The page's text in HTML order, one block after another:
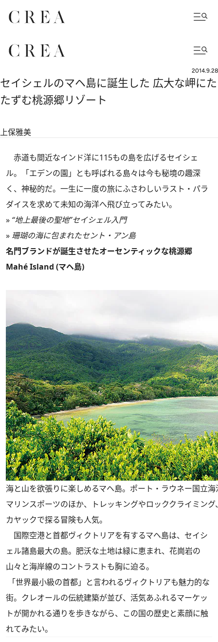
2014.9.28
セイシェルのマヘ島に誕生した 広大な岬にた
たずむ桃源郷リゾート
上保雅美
赤道も間近なインド洋に115もの島を広げるセイシェ
ル。「エデンの園」とも呼ばれる島々は今も秘境の趣深
く、神秘的だ。一生に一度の旅にふさわしいラスト・パラ
ダイスを求めて未知の海洋へ飛び立ってみたい。
» “地上最後の聖地”セイシェル入門
» 珊瑚の海に包まれたセント・アン島
名門ブランドが誕生させたオーセンティックな桃源郷
Mahé Island (マヘ島)
海と山を欲張りに楽しめるマヘ島。ポート・ラウネー国立
マリンスポーツのほか、トレッキングやロッククライミン
カヤックで探る冒険も人気。
国際空港と首都ヴィクトリアを有するマヘ島は、セイシ
ェル諸島最大の島。肥沃な土地は緑に恵まれ、花崗岩の
山々と海岸線のコントラストも胸に迫る。
「世界最小級の首都」と言われるヴィクトリアも魅力的な
街。クレオールの伝統建築が並び、活気あふれるマーケッ
トが開かれる通りを歩きながら、この国の歴史と素顔に触
れてみたい。